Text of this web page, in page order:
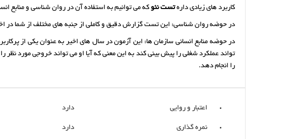
کاربرد های زیادی دارهتست نئو که می توانیم به استفاده آن در روان شناسی و منابع
در حوضه روان شناسی: این تست گزارش دقیق و کاملی از جنبه های مختلف از شما در
در حوضه منابع انسانی سازمان ها: این آزمون در سال های اخیر به عنوان یکی از
تواند عملکرد شغلی را پیش بینی کند به این معنی که آیا او می تواند خروجی مورد
را انجام دهد.
اعتبار و روایی دارد
نمره گذاری دارد